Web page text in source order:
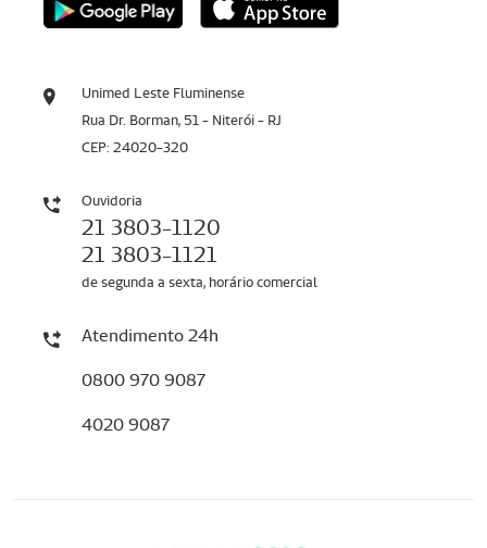
Unimed Leste Fluminense
Rua Dr. Borman, 51 - Niterói - RJ
CEP: 24020-320
Ouvidoria
21 3803-1120
21 3803-1121
de segunda a sexta, horário comercial
Atendimento 24h
0800 970 9087
4020 9087